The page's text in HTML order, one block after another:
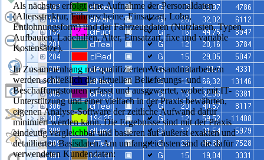
Als nächstes erfolgt eine Aufnahme der Personaldaten
(Altersstruktur, Führerscheine, Einsatzart, Lohn,
Entlohnungsform) und der Fahrzeugdaten (Nutzlasten, Typen,
Aufbauten, Ladehilfen, Alter, Einsatzart, fixe und variable
Kostensätze).
In Zusammenhang mit qualifizierten Versandmitarbeitern
werden schließlich die aktuellen Belieferungs- und
Beschaffungstouren erfasst und ausgewertet, wobei mit IT-
Unterstützung und einer vielfach in der Praxis bewährten,
eigenen Analyse-Software der zeitliche Aufwand dafür
minimiert werden kann. Die Ergebnisse sind mit der Praxis
eindeutig vergleichbar und basieren auf äußerst exakten und
detaillierten Basisdaten. Am umfangreichsten sind die dafür
verwendeten Kundendaten: